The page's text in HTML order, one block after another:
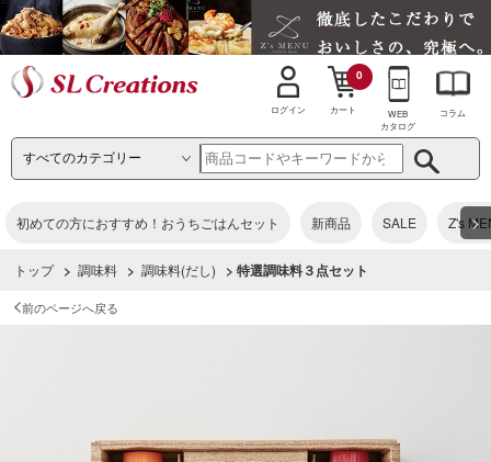
ログイン カート
0
WEB
カタログ
コラム
初めての方におすすめ！おうちごはんセット 新商品 SALE Z's >
トップ > 調味料 > 調味料(だし) > 特選調味料３点セット
前のページへ戻る